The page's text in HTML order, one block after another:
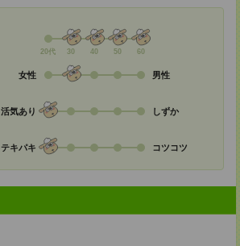
20代 30 40 50 60
女性 男性
活気あり しずか
テキパキ コツコツ